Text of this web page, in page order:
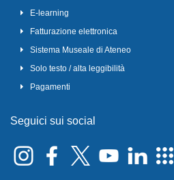
E-learning
Fatturazione elettronica
Sistema Museale di Ateneo
Solo testo / alta leggibilità
Pagamenti
Seguici sui social